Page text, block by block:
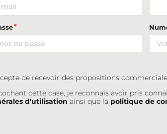
de recevoir des propositions
cette case, je reconnais avoir pris
d'utilisation ainsi que la politique de